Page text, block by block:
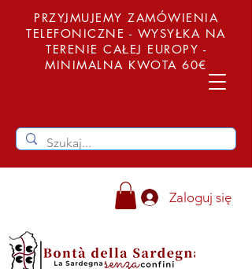
PRZYJMUJEMY ZAMÓWIENIA
TELEFONICZNE - WYSYŁKA NA
TERENIE CAŁEJ EUROPY -
MINIMALNA KWOTA 60€
Zaloguj się